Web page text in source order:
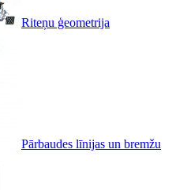
Riteņu ģeometrija
Pārbaudes līnijas un bremžu